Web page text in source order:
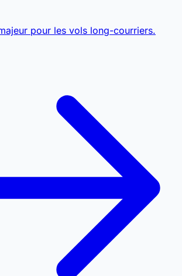
pour les vols long-courriers.